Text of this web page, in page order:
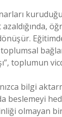
toplumun
bilgi
beslemeyi
olmayan